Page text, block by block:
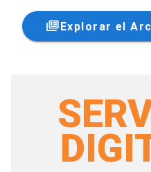
Explorar el